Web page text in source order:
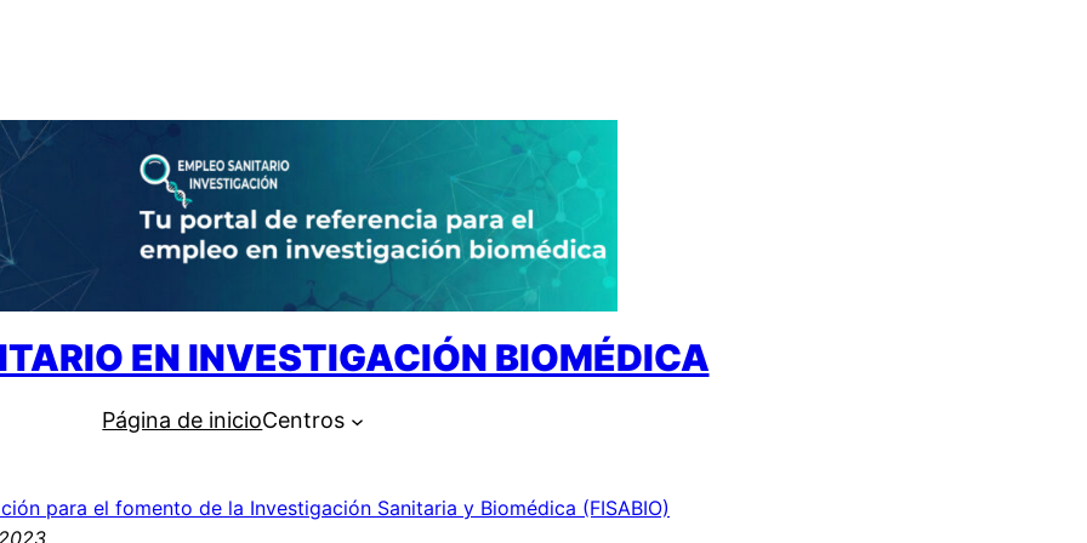
EN INVESTIGACIÓN BIOMÉDICA
Página de inicioCentros
para el fomento de la Investigación Sanitaria y Biomédica (FISABIO)